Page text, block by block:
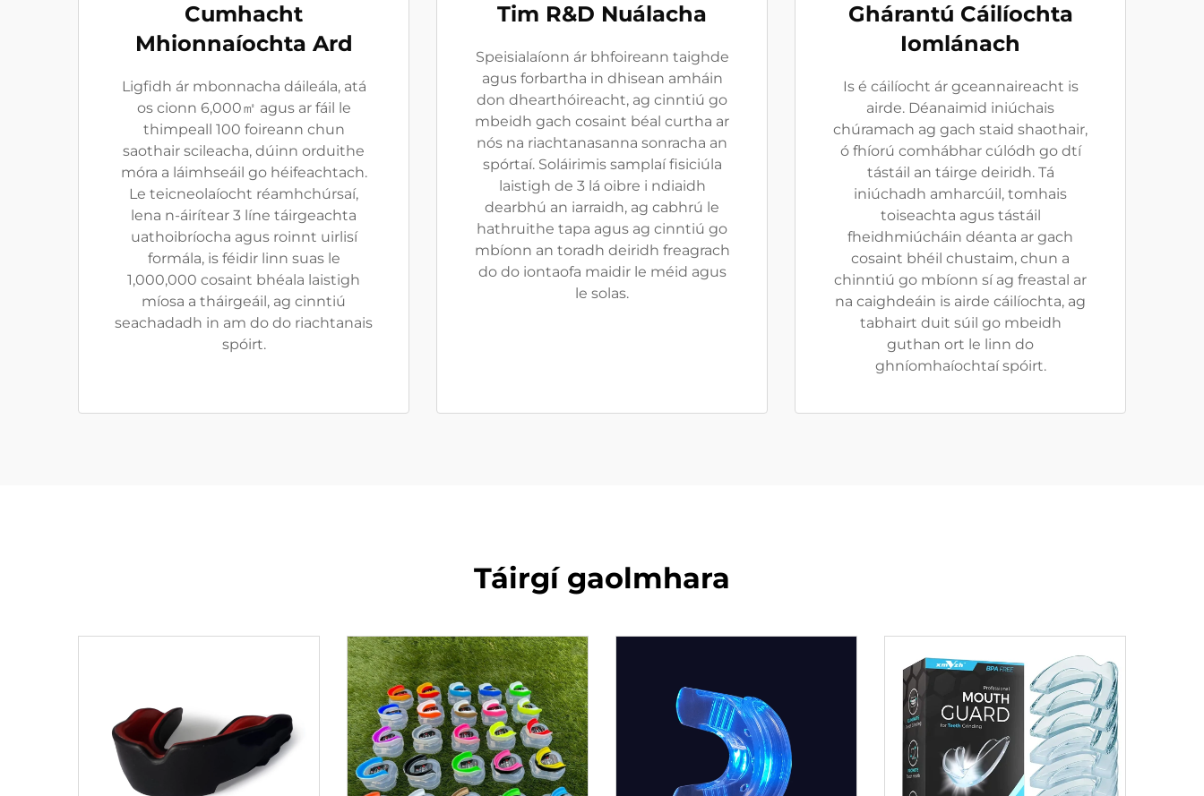
Cumhacht
Mhionnaíochta Ard
Ligfidh ár mbonnacha dáileála, atá
os cionn 6,000㎡ agus ar fáil le
thimpeall 100 foireann chun
saothair scileacha, dúinn orduithe
móra a láimhseáil go héifeachtach.
Le teicneolaíocht réamhchúrsaí,
lena n-áirítear 3 líne táirgeachta
uathoibríocha agus roinnt uirlisí
formála, is féidir linn suas le
1,000,000 cosaint bhéala laistigh
míosa a tháirgeáil, ag cinntiú
seachadadh in am do do riachtanais
spóirt.
Tim R&D Nuálacha
Speisialaíonn ár bhfoireann taighde
agus forbartha in dhisean amháin
don dhearthóireacht, ag cinntiú go
mbeidh gach cosaint béal curtha ar
nós na riachtanasanna sonracha an
spórtaí. Soláirimis samplaí fisiciúla
laistigh de 3 lá oibre i ndiaidh
dearbhú an iarraidh, ag cabhrú le
hathruithe tapa agus ag cinntiú go
mbíonn an toradh deiridh freagrach
do do iontaofa maidir le méid agus
le solas.
Ghárantú Cáilíochta
Iomlánach
Is é cáilíocht ár gceannaireacht is
airde. Déanaimid iniúchais
chúramach ag gach staid shaothair,
ó fhíorú comhábhar cúlódh go dtí
tástáil an táirge deiridh. Tá
iniúchadh amharcúil, tomhais
toiseachta agus tástáil
fheidhmiúcháin déanta ar gach
cosaint bhéil chustaim, chun a
chinntiú go mbíonn sí ag freastal ar
na caighdeáin is airde cáilíochta, ag
tabhairt duit súil go mbeidh
guthan ort le linn do
ghníomhaíochtaí spóirt.
Táirgí gaolmhara